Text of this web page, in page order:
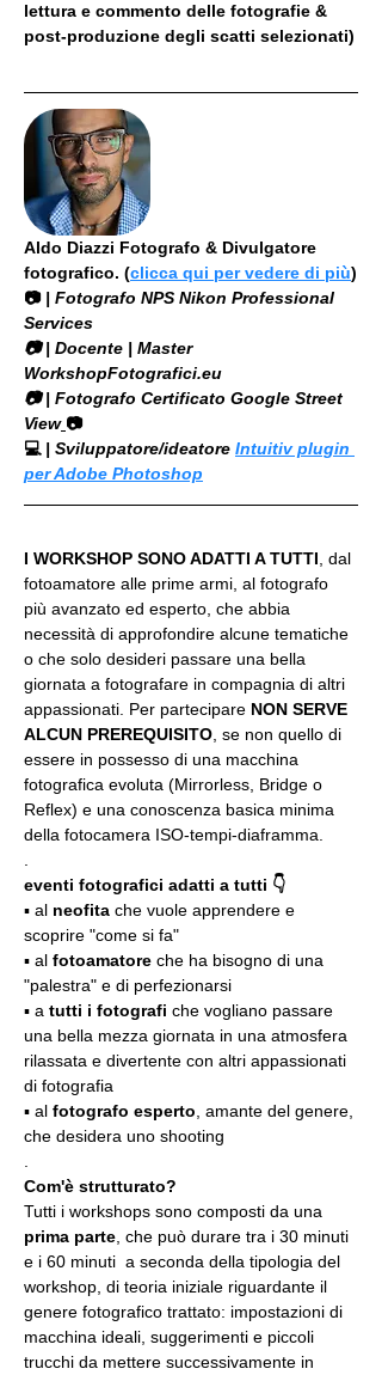
lettura e commento delle fotografie &
post-produzione degli scatti selezionati)
Aldo Diazzi Fotografo & Divulgatore
fotografico. (clicca qui per vedere di più)
📷 | Fotografo NPS Nikon Professional
Services
​📷 | Docente | Master
WorkshopFotografici.eu
📷 | Fotografo Certificato Google Street
View 📷
💻 | Sviluppatore/ideatore Intuitiv plugin
per Adobe Photoshop
I WORKSHOP SONO ADATTI A TUTTI , dal
fotoamatore alle prime armi, al fotografo
più avanzato ed esperto, che abbia
necessità di approfondire alcune tematiche
o che solo desideri passare una bella
giornata a fotografare in compagnia di altri
appassionati. Per partecipare NON SERVE
ALCUN PREREQUISITO , se non quello di
essere in possesso di una macchina
fotografica evoluta (Mirrorless, Bridge o
Reflex) e una conoscenza basica minima
della fotocamera ISO-tempi-diaframma.
eventi fotografici adatti a tutti 👇
▪️ al neofita che vuole apprendere e
scoprire "come si fa"
▪️ al fotoamatore che ha bisogno di una
"palestra" e di perfezionarsi
▪️ a tutti i fotografi che vogliano passare
una bella mezza giornata in una atmosfera
rilassata e divertente con altri appassionati
di fotografia
▪️ al fotografo esperto , amante del genere,
che desidera uno shooting
Com'è strutturato?
Tutti i workshops sono composti da una
prima parte , che può durare tra i 30 minuti
e i 60 minuti  a seconda della tipologia del
workshop, di teoria iniziale riguardante il
genere fotografico trattato: impostazioni di
macchina ideali, suggerimenti e piccoli
trucchi da mettere successivamente in